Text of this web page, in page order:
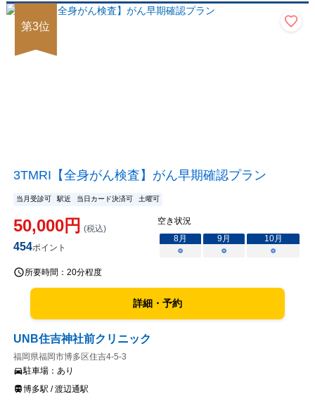
第3位
3TMRI【全身がん検査】がん早期確認プラン
当月受診可 駅近 当日カード決済可 土曜可
50,000円 (税込)
454ポイント
空き状況
8月 9月 10月
○
○ ○
所要時間： 20分程度
詳細・予約
UNB住吉神社前クリニック
福岡県福岡市博多区住吉4-5-3
駐車場： あり
博多駅 / 渡辺通駅